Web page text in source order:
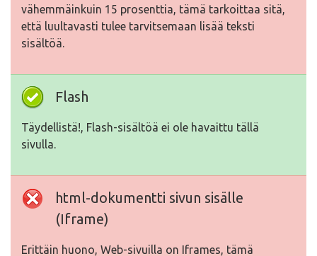
vähemmäinkuin 15 prosenttia, tämä tarkoittaa sitä,
että luultavasti tulee tarvitsemaan lisää teksti
sisältöä.
Flash
Täydellistä!, Flash-sisältöä ei ole havaittu tällä
sivulla.
html-dokumentti sivun sisälle
(Iframe)
Erittäin huono, Web-sivuilla on Iframes, tämä